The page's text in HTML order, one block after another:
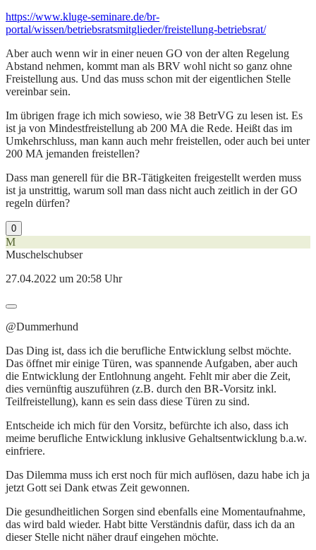
https://www.kluge-seminare.de/br-
portal/wissen/betriebsratsmitglieder/freistellung-betriebsrat/
Aber auch wenn wir in einer neuen GO von der alten Regelung
Abstand nehmen, kommt man als BRV wohl nicht so ganz ohne
Freistellung aus. Und das muss schon mit der eigentlichen Stelle
vereinbar sein.
Im übrigen frage ich mich sowieso, wie 38 BetrVG zu lesen ist. Es
ist ja von Mindestfreistellung ab 200 MA die Rede. Heißt das im
Umkehrschluss, man kann auch mehr freistellen, oder auch bei unter
200 MA jemanden freistellen?
Dass man generell für die BR-Tätigkeiten freigestellt werden muss
ist ja unstrittig, warum soll man dass nicht auch zeitlich in der GO
regeln dürfen?
0
M
Muschelschubser
27.04.2022 um 20:58 Uhr
@Dummerhund
Das Ding ist, dass ich die berufliche Entwicklung selbst möchte.
Das öffnet mir einige Türen, was spannende Aufgaben, aber auch
die Entwicklung der Entlohnung angeht. Fehlt mir aber die Zeit,
dies vernünftig auszuführen (z.B. durch den BR-Vorsitz inkl.
Teilfreistellung), kann es sein dass diese Türen zu sind.
Entscheide ich mich für den Vorsitz, befürchte ich also, dass ich
meime berufliche Entwicklung inklusive Gehaltsentwicklung b.a.w.
einfriere.
Das Dilemma muss ich erst noch für mich auflösen, dazu habe ich ja
jetzt Gott sei Dank etwas Zeit gewonnen.
Die gesundheitlichen Sorgen sind ebenfalls eine Momentaufnahme,
das wird bald wieder. Habt bitte Verständnis dafür, dass ich da an
dieser Stelle nicht näher drauf eingehen möchte.